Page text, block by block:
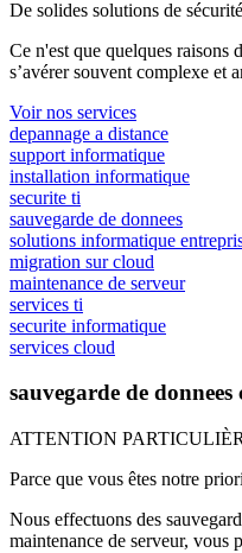
De solides solutions de
Ce n'est que quelques
s’avérer souvent complexe et
Voir nos services
depannage a distance
support informatique
installation informatique
securite ti
sauvegarde de donnees
solutions informatique
migration sur cloud
maintenance de serveur
services ti
securite informatique
services cloud
sauvegarde de
ATTENTION
Parce que vous êtes notre
Nous effectuons des
maintenance de serveur, vous